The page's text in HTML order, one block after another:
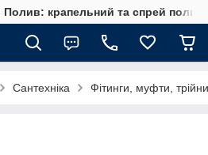
крапельний та спрей полив,
Сантехніка Фітинги, муфти,